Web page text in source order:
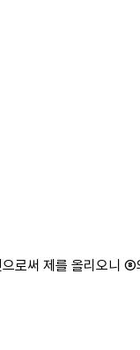
로써 제를 올리오니